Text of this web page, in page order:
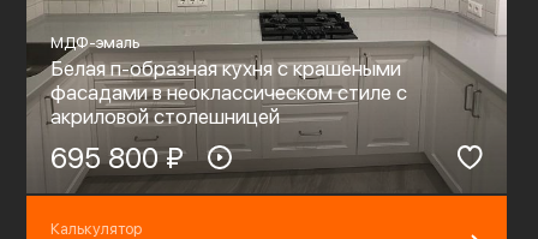
МДФ-эмаль
Белая п-образная кухня с крашеными
фасадами в неоклассическом стиле c
акриловой столешницей
695 800 ₽
Калькулятор